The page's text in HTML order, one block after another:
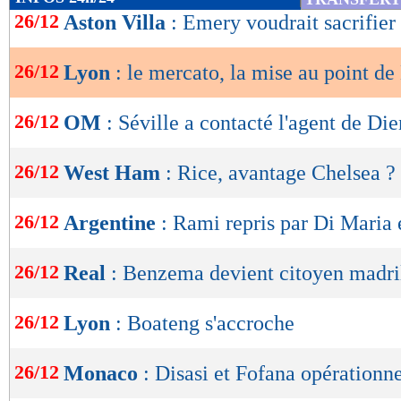
de
OK
26/12 Aston Villa : Emery voudrait
26/12 Lyon : le mercato, la mise au point
26/12 OM : Séville a contacté l'agent de
26/12 West Ham : Rice, avantage Chelsea ?
26/12 Argentine : Rami repris par Di Maria
26/12 Real : Benzema devient citoyen
26/12 Lyon : Boateng s'accroche
26/12 Monaco : Disasi et Fofana